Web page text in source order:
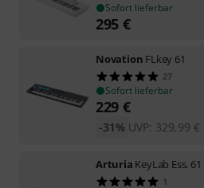
Sofort lieferbar
295 €
Novation FLkey 61
27
Sofort lieferbar
229 €
UVP: 329,99 €
-31%
Arturia KeyLab Ess.
1